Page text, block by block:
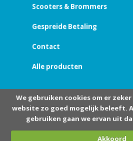
Scooters & Brommers
Gespreide Betaling
Contact
Alle producten
We gebruiken cookies om er
website zo goed mogelijk beleeft.
gebruiken gaan we ervan uit
Akkoord